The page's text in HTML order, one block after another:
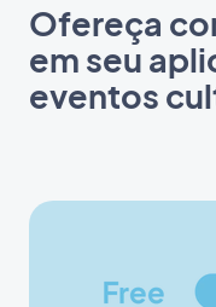
Ofereça
em seu
eventos